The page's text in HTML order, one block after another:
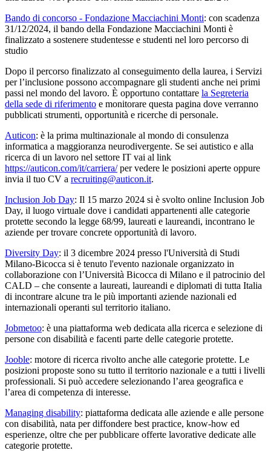
Bando di concorso - Fondazione Macciachini Monti: con scadenza
31/12/2024, il bando della Fondazione Macciachini Monti è
finalizzato a sostenere studentesse e studenti nel loro percorso di
studio
Dopo il percorso finalizzato al conseguimento della laurea, i Servizi
per l’inclusione possono accompagnare gli studenti anche nei primi
passi nel mondo del lavoro. È opportuno contattare la Segreteria
della sede di riferimento e monitorare questa pagina dove verranno
pubblicati strumenti, opportunità e ricerche di personale.
Auticon: è la prima multinazionale al mondo di consulenza
informatica a maggioranza neurodivergente. Se sei autistico e alla
ricerca di un lavoro nel settore IT vai al link
https://auticon.com/it/carriera/per vedere le posizioni aperte oppure
invia il tuo CV a recruiting@auticon.it.
Inclusion Job Day: Il 15 marzo 2024 si è svolto online Inclusion Job
Day, il luogo virtuale dove i candidati appartenenti alle categorie
protette secondo la legge 68/99, laureati e laureandi, incontrano le
aziende per trovare concrete opportunità di lavoro.
Diversity Day: il 3 dicembre 2024 presso l'Università di Studi
Milano-Bicocca si è tenuto l'evento nazionale organizzato in
collaborazione con l’Università Bicocca di Milano e il patrocinio del
CALD – che consente a laureati, laureandi e diplomati di tutta Italia
di incontrare alcune tra le più importanti aziende nazionali ed
internazionali operanti sul territorio italiano.
Jobmetoo: è una piattaforma web dedicata alla ricerca e selezione di
persone con disabilità e facenti parte delle categorie protette.
Jooble: motore di ricerca rivolto anche alle categorie protette. Le
posizioni proposte sono su tutto il territorio nazionale e a tutti i livelli
professionali. Si può accedere selezionando l’area geografica e
l’area di competenza di interesse.
Managing disability: piattaforma dedicata alle aziende e alle persone
con disabilità, nata per diffondere best practice, know-how ed
esperienze, oltre che per pubblicare offerte lavorative dedicate alle
categorie protette.